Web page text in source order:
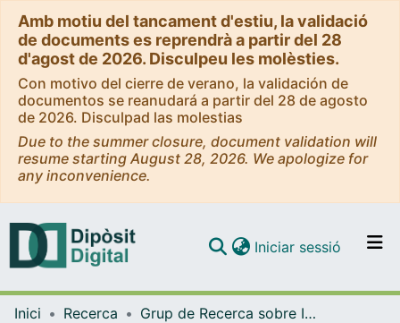
Amb motiu del tancament d'estiu, la validació
de documents es reprendrà a partir del 28
d'agost de 2026. Disculpeu les molèsties.
Con motivo del cierre de verano, la validación de
documentos se reanudará a partir del 28 de agosto
de 2026. Disculpad las molestias
Due to the summer closure, document validation will
resume starting August 28, 2026. We apologize for
any inconvenience.
Navega per tot el DD
Iniciar sessió (current)
Inici Recerca
Grup de Recerca sobre Intervencions Socioeducatives en la Infància i la Joventut (GRISIJ)